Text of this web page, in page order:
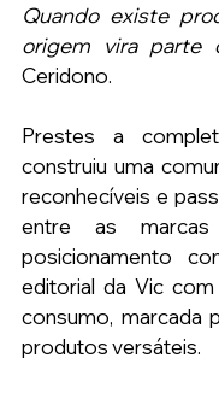
Quando existe
origem vira parte
Ceridono.
Prestes a
construiu uma
reconhecíveis e
entre as
posicionamento
editorial da Vic
consumo, marcada
produtos versáteis.